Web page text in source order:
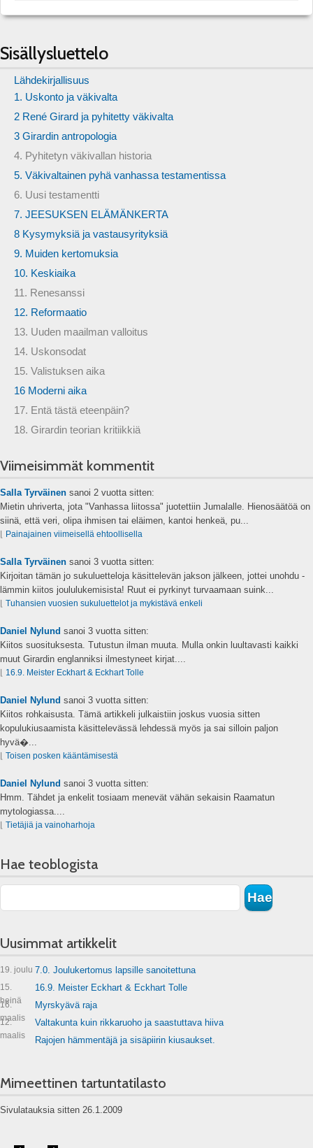
Sisällysluettelo
Lähdekirjallisuus
1. Uskonto ja väkivalta
2 René Girard ja pyhitetty väkivalta
3 Girardin antropologia
4. Pyhitetyn väkivallan historia
5. Väkivaltainen pyhä vanhassa testamentissa
6. Uusi testamentti
7. JEESUKSEN ELÄMÄNKERTA
8 Kysymyksiä ja vastausyrityksiä
9. Muiden kertomuksia
10. Keskiaika
11. Renesanssi
12. Reformaatio
13. Uuden maailman valloitus
14. Uskonsodat
15. Valistuksen aika
16 Moderni aika
17. Entä tästä eteenpäin?
18. Girardin teorian kritiikkiä
Viimeisimmät kommentit
Salla Tyrväinen sanoi 2 vuotta sitten:
Mietin uhriverta, jota "Vanhassa liitossa" juotettiin Jumalalle. Hienosäätöä on
siinä, että veri, olipa ihmisen tai eläimen, kantoi henkeä, pu...
Painajainen viimeisellä ehtoollisella
Salla Tyrväinen sanoi 3 vuotta sitten:
Kirjoitan tämän jo sukuluetteloja käsittelevän jakson jälkeen, jottei unohdu -
lämmin kiitos joululukemisista! Ruut ei pyrkinyt turvaamaan suink...
Tuhansien vuosien sukuluettelot ja mykistävä enkeli
Daniel Nylund sanoi 3 vuotta sitten:
Kiitos suosituksesta. Tutustun ilman muuta. Mulla onkin luultavasti kaikki
muut Girardin englanniksi ilmestyneet kirjat....
16.9. Meister Eckhart & Eckhart Tolle
Daniel Nylund sanoi 3 vuotta sitten:
Kiitos rohkaisusta. Tämä artikkeli julkaistiin joskus vuosia sitten
kopulukiusaamista käsittelevässä lehdessä myös ja sai silloin paljon
hyvä�...
Toisen posken kääntämisestä
Daniel Nylund sanoi 3 vuotta sitten:
Hmm. Tähdet ja enkelit tosiaam menevät vähän sekaisin Raamatun
mytologiassa....
Tietäjiä ja vainoharhoja
Hae teoblogista
Uusimmat artikkelit
19. joulu 7.0. Joulukertomus lapsille sanoitettuna
15.
heinä
16.9. Meister Eckhart & Eckhart Tolle
16.
maalis
Myrskyävä raja
12.
maalis
Valtakunta kuin rikkaruoho ja saastuttava hiiva
Rajojen hämmentäjä ja sisäpiirin kiusaukset.
Mimeettinen tartuntatilasto
Sivulatauksia sitten 26.1.2009